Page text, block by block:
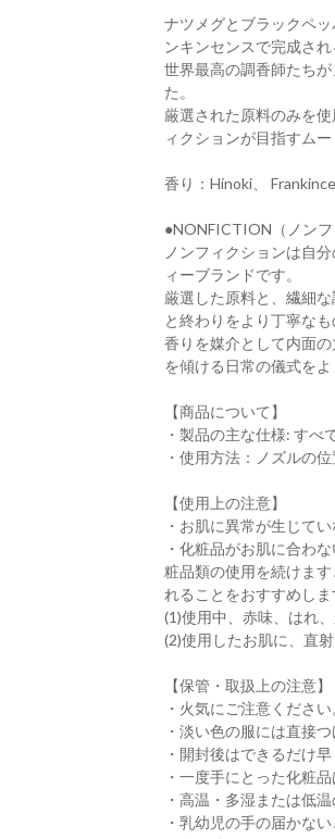
ナツメグとブラックペ
ンキンセンスで完成さ
世界最高の調香師たち
た。
厳選された原料のみを
ィクションが目指すム
香り：Hinoki、
●NONFICTION（ノンフ
ノンフィクションは自
ィーブランドです。
厳選した原料と、繊細
と終わりをより丁寧な
香りを媒介として内面
を傾ける日常の儀式を
【商品について】
・製品の主な仕様: すべ
・使用方法：ノズルの
【使用上の注意】
・お肌に異常が生じて
・化粧品がお肌に合わ
粧品類の使用を続けま
れることをおすすめしま
(1)使用中、赤味、はれ
(2)使用したお肌に、直
【保管・取扱上の注意】
・火気にご注意ください
・淡い色の服には直接
・開封後はできるだけ
・一度手にとった化粧
・高温・多湿または低
・乳幼児の手の届かな